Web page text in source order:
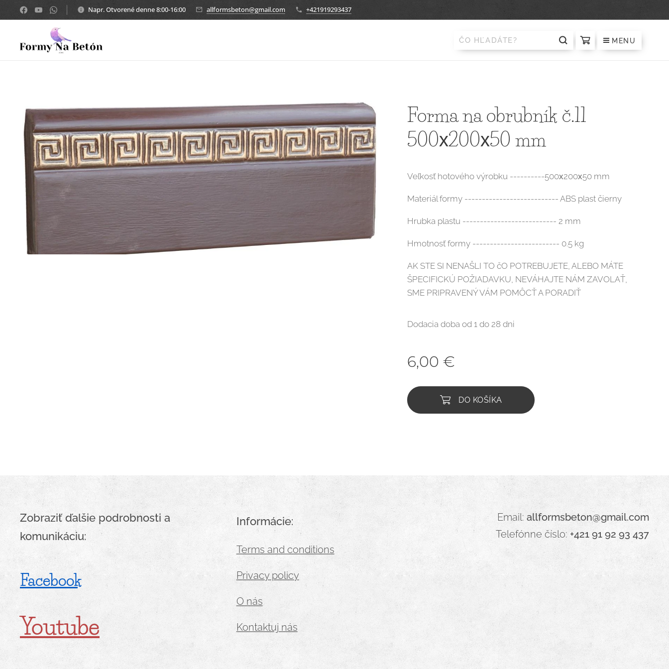
Napr. Otvorené denne 8:00-16:00 allformsbeton@gmail.com +421919293437
MENU
Forma na obrubník č.11
500х200х50 mm
Veľkosť hotového výrobku ----------500х200х50 mm
Materiál formy --------------------------- ABS plast čierny
Hrubka plastu --------------------------- 2 mm
Hmotnosť formy ------------------------- 0.5 kg
AK STE SI NENAŠLI TO čO POTREBUJETE, ALEBO MÁTE
ŠPECIFICKÚ POŽIADAVKU, NEVÁHAJTE NÁM ZAVOLAŤ,
SME PRIPRAVENÝ VÁM POMÔCŤ A PORADIŤ
Dodacia doba od 1 do 28 dni
6,00 €
DO KOŠÍKA
Zobraziť ďalšie podrobnosti a
komunikáciu:
Facebook
Youtube
Informácie:
Terms and conditions
Privacy policy
O nás
Kontaktuj nás
Email: allformsbeton@gmail.com
Telefónne číslo: +421 91 92 93 437